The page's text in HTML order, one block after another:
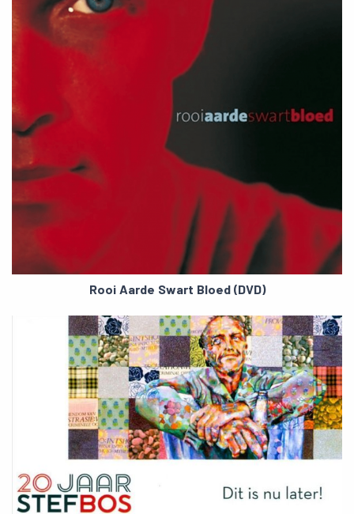
Rooi Aarde Swart Bloed (DVD)